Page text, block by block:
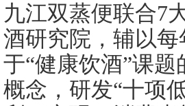
九江双蒸便联合7
酒研究院，辅以
于“健康饮酒”课
概念，研发“十项